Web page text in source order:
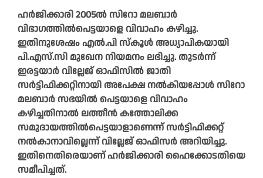
ഹർജിക്കാരി 2005ൽ സിറോ മലബാർ
വിഭാഗത്തിൽപെട്ടയാളെ വിവാഹം കഴിച്ചു.
ഇതിനുശേഷം എൽ.പി സ്കൂൾ അധ്യാപികയായി
പി.എസ്‌.സി മുഖേന നിയമനം ലഭിച്ചു. തുടർന്ന്
ഇരട്ടയാർ വില്ലേജ് ഓഫിസിൽ ജാതി
സർട്ടിഫിക്കറ്റിനായി അപേക്ഷ നൽകിയപ്പോൾ സിറോ
മലബാർ സഭയിൽ പെട്ടയാളെ വിവാഹം
കഴിച്ചതിനാൽ ലത്തീൻ കത്തോലിക്ക
സമുദായത്തിൽപെട്ടയാളാണെന്ന് സർട്ടിഫിക്കറ്റ്
നൽകാനാവില്ലെന്ന് വില്ലേജ് ഓഫിസർ അറിയിച്ചു.
ഇതിനെതിരെയാണ് ഹർജിക്കാരി ഹൈക്കോടതിയെ
സമീപിച്ചത്.